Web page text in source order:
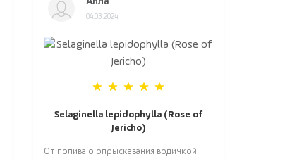
04.03.2024
Selaginella lepidophylla (Rose of
Jericho)
От полива о опрыскавания водичкой